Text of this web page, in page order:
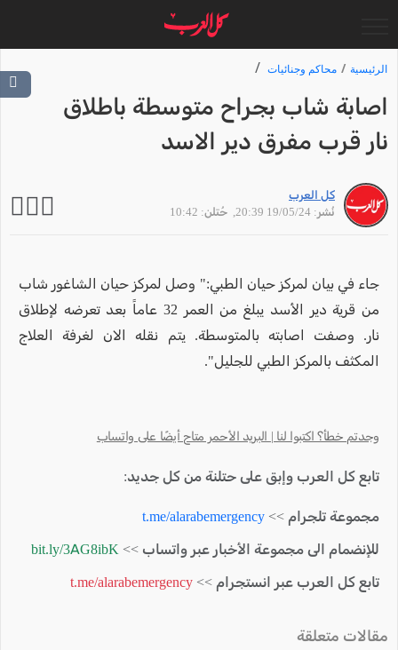
الرئيسية محاكم وجنائيات
اصابة شاب بجراح متوسطة باطلاق
نار قرب مفرق دير الاسد
كل العرب
نُشر: 19/05/24 20:39
, حُتلن: 10:42
جاء في بيان لمركز حيان الطبي:" وصل لمركز حيان الشاغور شاب
من قرية دير الأسد يبلغ من العمر 32 عاماً بعد تعرضه لإطلاق
نار. وصفت اصابته بالمتوسطة. يتم نقله الان لغرفة العلاج
المكثف بالمركز الطبي للجليل".
وجدتم خطأ؟ اكتبوا لنا | البريد الأحمر متاح أيضًا على واتساب
تابع كل العرب وإبق على حتلنة من كل جديد:
مجموعة تلجرام >> t.me/alarabemergency
للإنضمام الى مجموعة الأخبار عبر واتساب >> bit.ly/3AG8ibK
تابع كل العرب عبر انستجرام >> t.me/alarabemergency
مقالات متعلقة